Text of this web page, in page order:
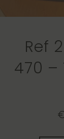
Ref
470 –